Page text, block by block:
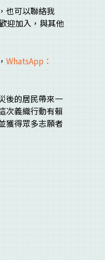
也可以聯絡我
迎加入，與其他
WhatsApp：
後的居民帶來一
次義織行動有賴
獲得眾多志願者